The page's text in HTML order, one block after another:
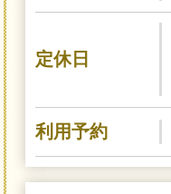
定休日
利用予約